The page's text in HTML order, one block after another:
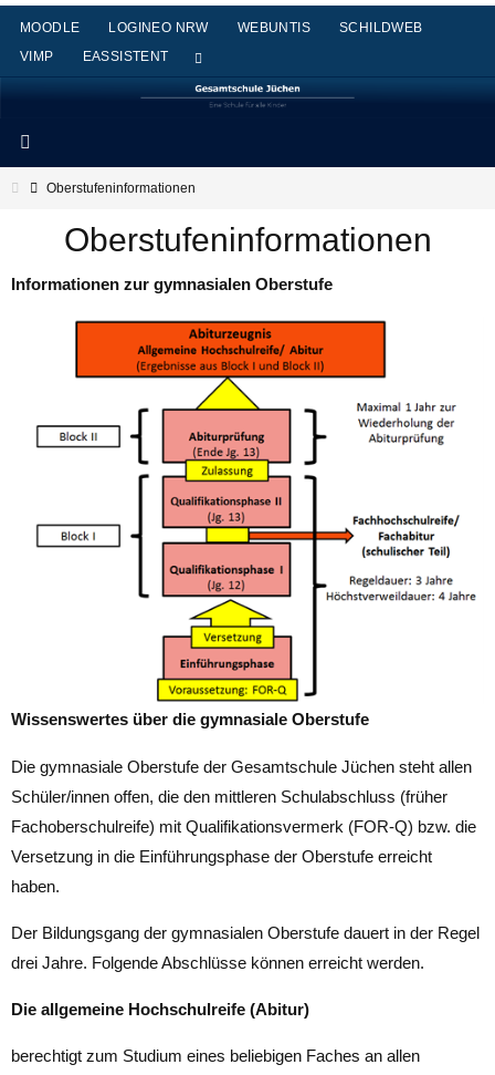
Zum
Inhalt
springen
MOODLE LOGINEO NRW WEBUNTIS
SCHILDWEB
VIMP
EASSISTENT
StartOberstufeninformationen
Oberstufeninformationen
Informationen zur gymnasialen Oberstufe
Wissenswertes über die gymnasiale Oberstufe
Die gymnasiale Oberstufe der Gesamtschule Jüchen steht allen
Schüler/innen offen, die den mittleren Schulabschluss (früher
Fachoberschulreife) mit Qualifikationsvermerk (FOR-Q) bzw. die
Versetzung in die Einführungsphase der Oberstufe erreicht
haben.
Der Bildungsgang der gymnasialen Oberstufe dauert in der Regel
drei Jahre. Folgende Abschlüsse können erreicht werden.
Die allgemeine Hochschulreife (Abitur)
berechtigt zum Studium eines beliebigen Faches an allen